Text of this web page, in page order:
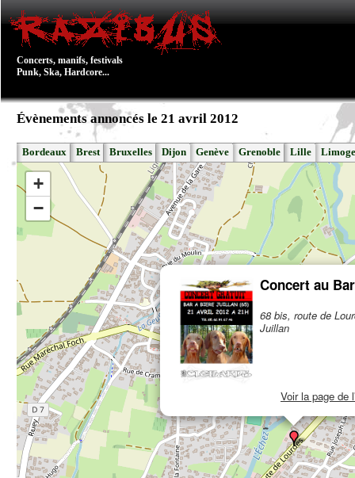
Concerts, manifs, festivals
Punk, Ska, Hardcore...
Évènements annoncés le 21 avril 2012
Bordeaux Brest Bruxelles Dijon Genève Grenoble Lille
Concert au
68 bis, route de
Juillan
Voir la page de
+
−